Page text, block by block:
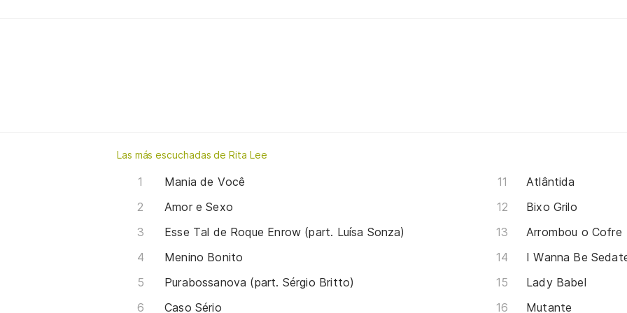
Las más escuchadas de Rita Lee
Mania de Você
Amor e Sexo
Esse Tal de Roque Enrow (part. Luísa Sonza)
Menino Bonito
Purabossanova (part. Sérgio Britto)
Caso Sério
Atlântida
Bixo Grilo
Arrombou o Cofre
I Wanna Be
Lady Babel
Mutante